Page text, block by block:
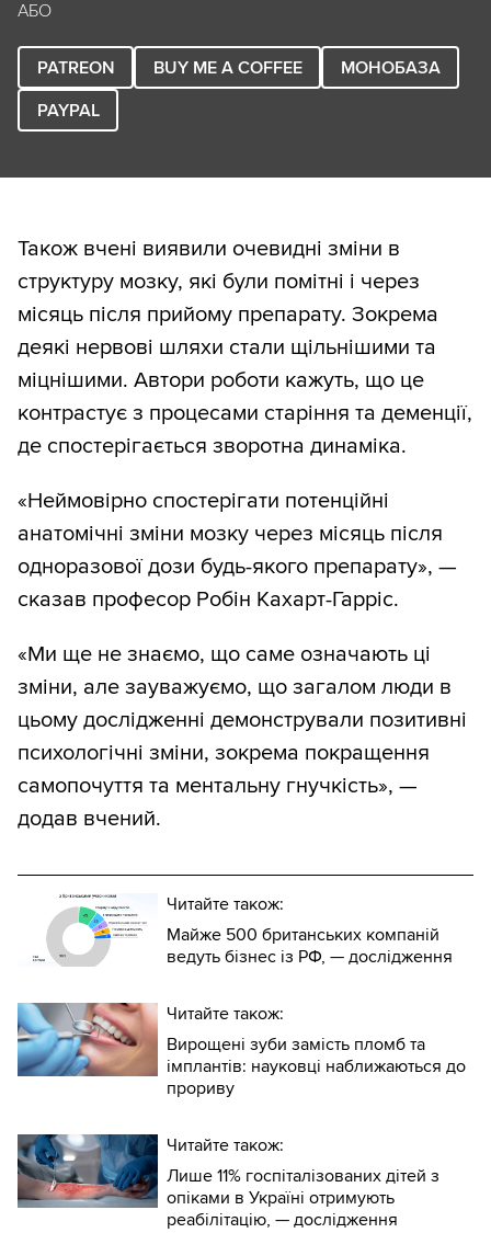
АБО
PATREON BUY ME A COFFEE
МОНОБАЗА
PAYPAL
Також вчені виявили очевидні зміни в
структуру мозку, які були помітні і через
місяць після прийому препарату. Зокрема
деякі нервові шляхи стали щільнішими та
міцнішими. Автори роботи кажуть, що це
контрастує з процесами старіння та деменції,
де спостерігається зворотна динаміка.
«Неймовірно спостерігати потенційні
анатомічні зміни мозку через місяць після
одноразової дози будь-якого препарату», —
сказав професор Робін Кахарт-Гарріс.
«Ми ще не знаємо, що саме означають ці
зміни, але зауважуємо, що загалом люди в
цьому дослідженні демонстрували позитивні
психологічні зміни, зокрема покращення
самопочуття та ментальну гнучкість», —
додав вчений.
Читайте також:
Майже 500 британських компаній
ведуть бізнес із РФ, — дослідження
Читайте також:
Вирощені зуби замість пломб та
імплантів: науковці наближаються до
прориву
Читайте також:
Лише 11% госпіталізованих дітей з
опіками в Україні отримують
реабілітацію, — дослідження